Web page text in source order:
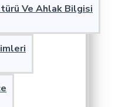
Ve Ahlak Bilgisi